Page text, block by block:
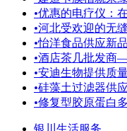
•优惠的电疗仪：
•河北受欢迎的无
•怡洋食品供应新
•酒店茶几批发商
•安迪生物提供质
•硅藻土过滤器供
•修复型胶原蛋白
银川生活服务